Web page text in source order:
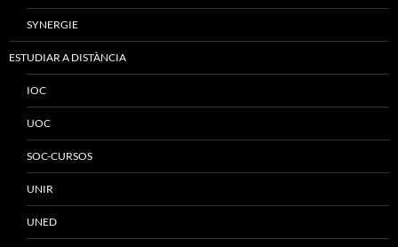
SYNERGIE
ESTUDIAR A DISTÀNCIA
IOC
UOC
SOC-CURSOS
UNIR
UNED